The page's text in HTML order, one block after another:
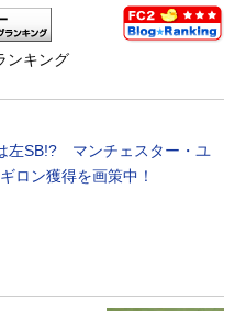
ンキング
左SB!? マンチェスター・ユ
ロン獲得を画策中！